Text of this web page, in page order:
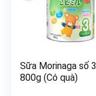
Sữa Morinaga số 3
800g (Có quà)